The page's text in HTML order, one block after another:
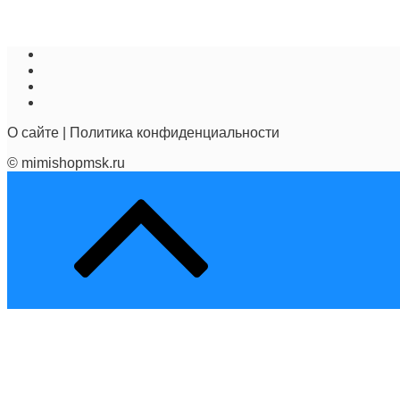
О сайте
Политика конфиденциальности
© mimishopmsk.ru